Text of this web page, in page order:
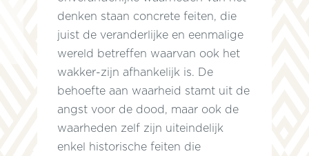
denken staan concrete feiten, die
juist de veranderlijke en eenmalige
wereld betreffen waarvan ook het
wakker-zijn afhankelijk is. De
behoefte aan waarheid stamt uit de
angst voor de dood, maar ook de
waarheden zelf zijn uiteindelijk
enkel historische feiten die